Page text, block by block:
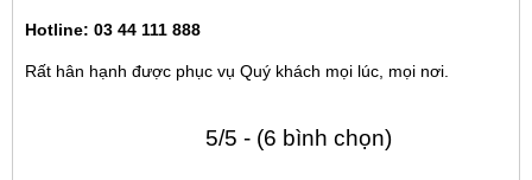
Hotline: 03 44 111 888
Rất hân hạnh được phục vụ Quý khách mọi lúc, mọi nơi.
5/5 - (6 bình chọn)